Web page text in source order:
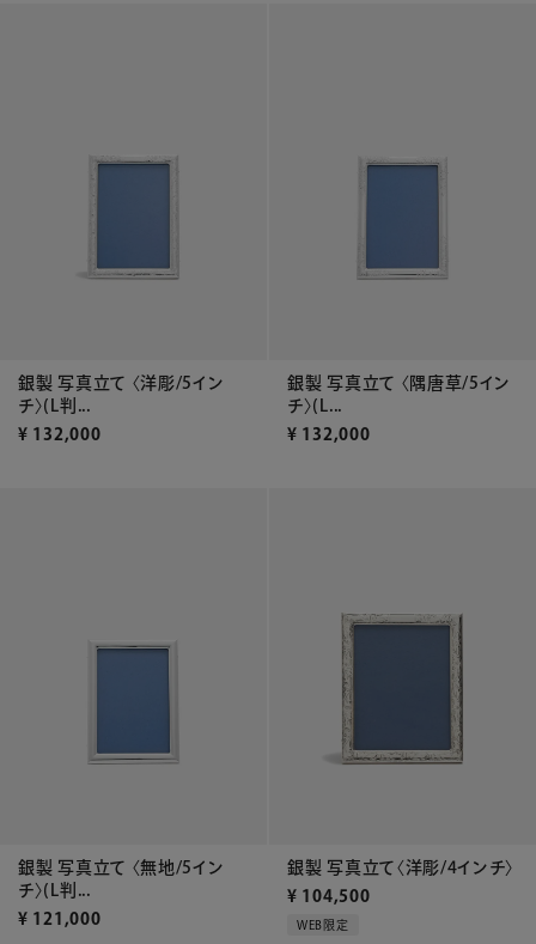
銀製 写真立て 〈洋彫/5イン
チ〉(L判...
¥ 132,000
銀製 写真立て 〈隅唐草/5イン
チ〉(L...
¥ 132,000
銀製 写真立て 〈無地/5イン
チ〉(L判...
¥ 121,000
銀製 写真立て〈洋彫/4インチ〉
¥ 104,500
WEB限定